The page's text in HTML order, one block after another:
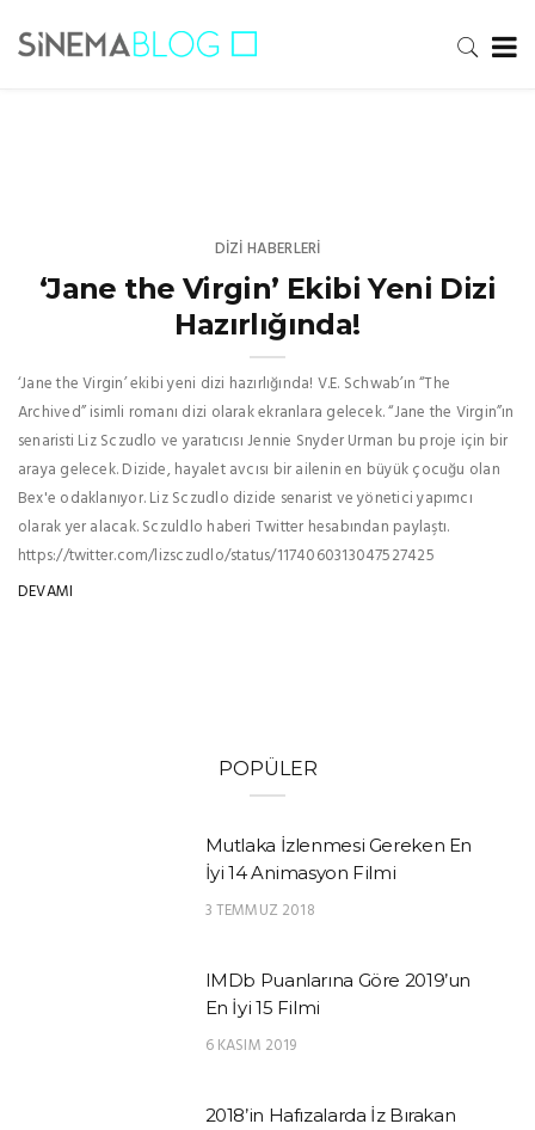
DIZI HABERLERI
‘Jane the Virgin’ Ekibi Yeni Dizi
Hazırlığında!
‘Jane the Virgin’ ekibi yeni dizi hazırlığında! V.E. Schwab’ın “The
Archived” isimli romanı dizi olarak ekranlara gelecek. “Jane the Virgin”ın
senaristi Liz Sczudlo ve yaratıcısı Jennie Snyder Urman bu proje için bir
araya gelecek. Dizide, hayalet avcısı bir ailenin en büyük çocuğu olan
Bex'e odaklanıyor. Liz Sczudlo dizide senarist ve yönetici yapımcı
olarak yer alacak. Sczuldlo haberi Twitter hesabından paylaştı.
https://twitter.com/lizsczudlo/status/1174060313047527425
DEVAMI
POPÜLER
Mutlaka İzlenmesi Gereken En
İyi 14 Animasyon Filmi
3 TEMMUZ 2018
IMDb Puanlarına Göre 2019’un
En İyi 15 Filmi
6 KASIM 2019
2018’in Hafızalarda İz Bırakan